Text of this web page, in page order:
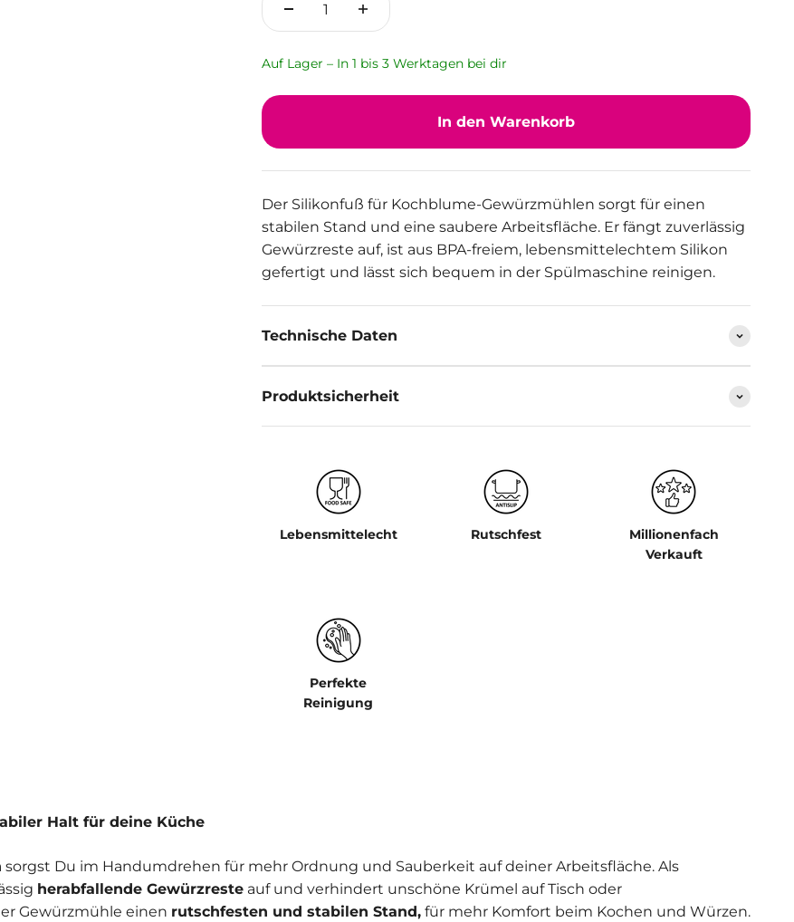
Auf Lager – In 1 bis 3 Werktagen bei dir
In den Warenkorb
Der Silikonfuß für Kochblume-Gewürzmühlen sorgt für einen
stabilen Stand und eine saubere Arbeitsfläche. Er fängt zuverlässig
Gewürzreste auf, ist aus BPA-freiem, lebensmittelechtem Silikon
gefertigt und lässt sich bequem in der Spülmaschine reinigen.
Technische Daten
Produktsicherheit
Lebensmittelecht Rutschfest
Millionenfach
Verkauft
Perfekte
Reinigung
Halt für deine Küche
sorgst Du im Handumdrehen für mehr Ordnung und Sauberkeit auf deiner Arbeitsfläche. Als
herabfallende Gewürzreste auf und verhindert unschöne Krümel auf Tisch oder
Gewürzmühle einen rutschfesten und stabilen Stand, für mehr Komfort beim Kochen und Würzen.